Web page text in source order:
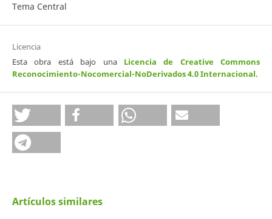
Tema Central
Licencia
Esta obra está bajo una Licencia de Creative Commons
Reconocimiento-Nocomercial-NoDerivados 4.0 Internacional.
Artículos similares